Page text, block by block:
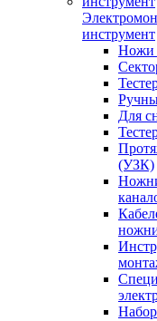
инструмент
Ножи
Для
(УЗК)